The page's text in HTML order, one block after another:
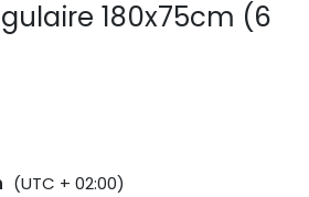
180x75cm (6
(UTC + 02:00)